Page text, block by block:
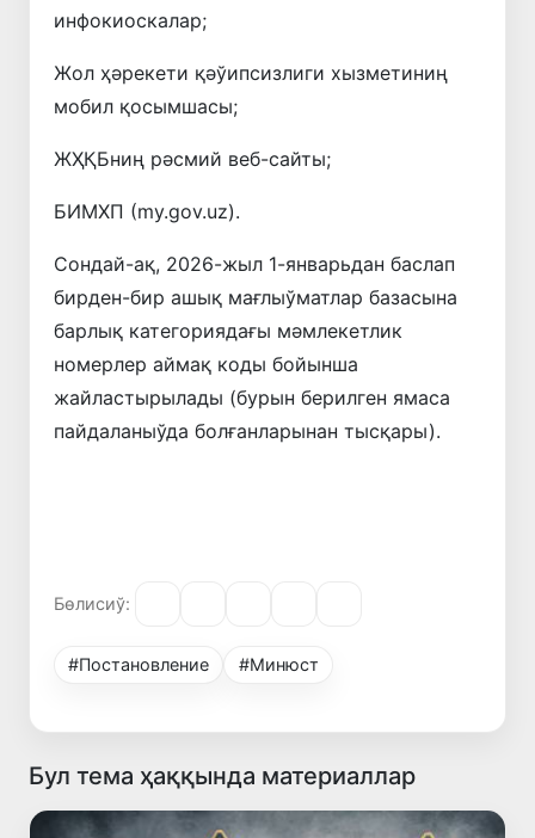
инфокиоскалар;
Жол ҳәрекети қәўипсизлиги хызметиниң
мобил қосымшасы;
ЖҲҚБниң рәсмий веб-сайты;
БИМХП (my.gov.uz).
Сондай-ақ, 2026-жыл 1-январьдан баслап
бирден-бир ашық мағлыўматлар базасына
барлық категориядағы мәмлекетлик
номерлер аймақ коды бойынша
жайластырылады (бурын берилген ямаса
пайдаланыўда болғанларынан тысқары).
Бөлисиў:
#Постановление #Минюст
Бул тема ҳаққында материаллар